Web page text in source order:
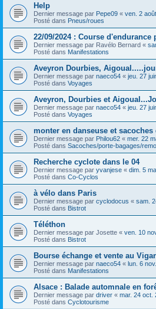
Help
Dernier message par Pepe09 « ven. 2
Posté dans Pneus/roues
22/09/2024 : Course
Dernier message par Ravélo Bernard «
Posté dans Manifestations
Aveyron Dourbies,
Dernier message par naeco54 « jeu. 27
Posté dans Voyages
Aveyron, Dourbies et
Dernier message par naeco54 « jeu. 27
Posté dans Voyages
monter en danseuse et sacoches
Dernier message par Philou62 « mer. 22
Posté dans Sacoches/porte-bagages/
Recherche cyclote dans le 04
Dernier message par yvanjese « dim. 5
Posté dans Co-Cyclos
à vélo dans Paris
Dernier message par cyclodocus « sam.
Posté dans Bistrot
Téléthon
Dernier message par Josette « ven. 10
Posté dans Bistrot
Bourse échange et vente au
Dernier message par naeco54 « lun. 6
Posté dans Manifestations
Alsace : Balade automnale en
Dernier message par driver « mar. 24 oct.
Posté dans Cyclotourisme